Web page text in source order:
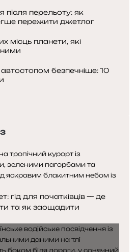
після перельоту: як
пережити джетлаг
місць планети, які
безпечніше: 10
гід для початківців — де
та як заощадити